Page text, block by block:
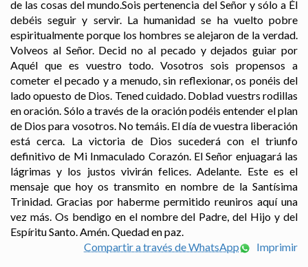
de las cosas del mundo.Sois pertenencia del Señor y sólo a Él
debéis seguir y servir. La humanidad se ha vuelto pobre
espiritualmente porque los hombres se alejaron de la verdad.
Volveos al Señor. Decid no al pecado y dejados guiar por
Aquél que es vuestro todo. Vosotros sois propensos a
cometer el pecado y a menudo, sin reflexionar, os ponéis del
lado opuesto de Dios. Tened cuidado. Doblad vuestrs rodillas
en oración. Sólo a través de la oración podéis entender el plan
de Dios para vosotros. No temáis. El día de vuestra liberación
está cerca. La victoria de Dios sucederá con el triunfo
definitivo de Mi Inmaculado Corazón. El Señor enjuagará las
lágrimas y los justos vivirán felices. Adelante. Este es el
mensaje que hoy os transmito en nombre de la Santísima
Trinidad. Gracias por haberme permitido reuniros aquí una
vez más. Os bendigo en el nombre del Padre, del Hijo y del
Espíritu Santo. Amén. Quedad en paz.
Compartir a través de WhatsApp
Imprimir